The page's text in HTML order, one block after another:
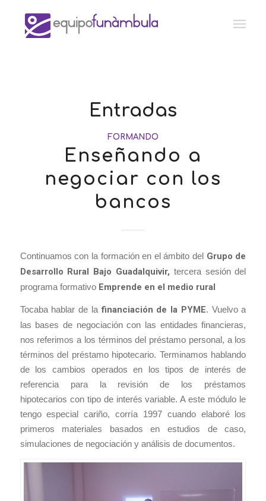
Entradas
FORMANDO
Enseñando a
negociar con los
bancos
Continuamos con la formación en el ámbito del Grupo de
Desarrollo Rural Bajo Guadalquivir, tercera sesión del
programa formativo Emprende en el medio rural
Tocaba hablar de lafinanciación de la PYME. Vuelvo a
las bases de negociación con las entidades financieras,
nos referimos a los términos del préstamo personal, a los
términos del préstamo hipotecario. Terminamos hablando
de los cambios operados en los tipos de interés de
referencia para la revisión de los préstamos
hipotecarios con tipo de interés variable. A este módulo le
tengo especial cariño, corría 1997 cuando elaboré los
primeros materiales basados en estudios de caso,
simulaciones de negociación y análisis de documentos.